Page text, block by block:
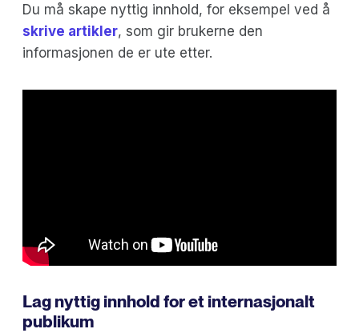
Du må skape nyttig innhold, for eksempel ved å
skrive artikler, som gir brukerne den
informasjonen de er ute etter.
Lag nyttig innhold for et internasjonalt
publikum